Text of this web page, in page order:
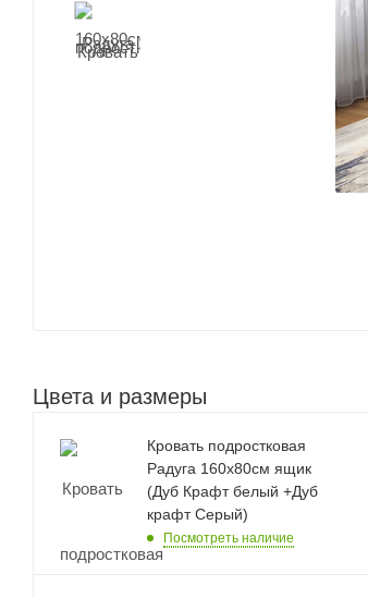
Цвета и размеры
Кровать подростковая
Радуга 160х80см ящик
(Дуб Крафт белый +Дуб
крафт Серый)
Посмотреть наличие